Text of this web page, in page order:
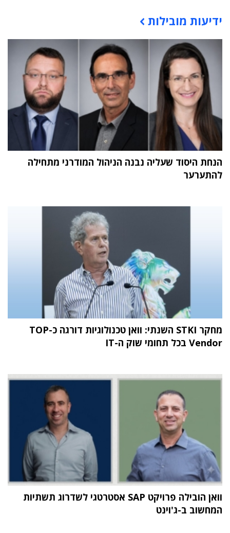
תוכן פרסומי
ידיעות מובילות
הנחת היסוד שעליה נבנה הניהול המודרני מתחילה
להתערער
מחקר STKI השנתי: וואן טכנולוגיות דורגה כ-TOP
Vendor בכל תחומי שוק ה-IT
וואן הובילה פרויקט SAP אסטרטגי לשדרוג תשתיות
המחשוב ב-ג'וינט